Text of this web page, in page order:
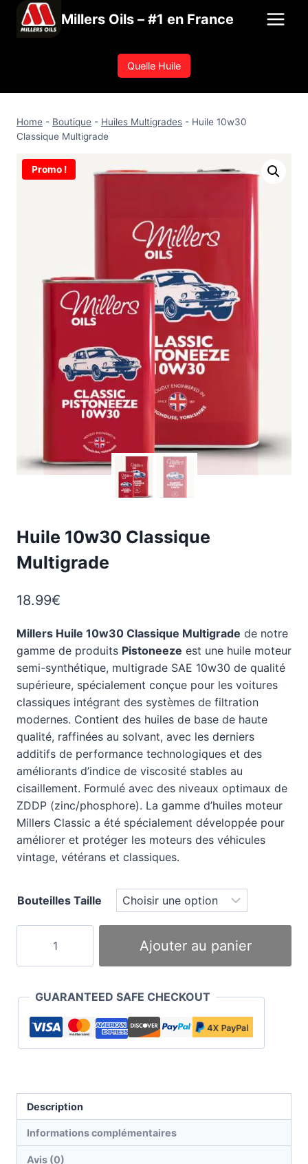
Millers Oils – #1 en France
Quelle Huile
Home - Boutique - Huiles Multigrades - Huile 10w30
Classique Multigrade
Promo !
Huile 10w30 Classique
Multigrade
18.99€
Millers Huile 10w30 Classique Multigrade de notre
gamme de produits Pistoneeze est une huile moteur
semi-synthétique, multigrade SAE 10w30 de qualité
supérieure, spécialement conçue pour les voitures
classiques intégrant des systèmes de filtration
modernes. Contient des huiles de base de haute
qualité, raffinées au solvant, avec les derniers
additifs de performance technologiques et des
améliorants d’indice de viscosité stables au
cisaillement. Formulé avec des niveaux optimaux de
ZDDP (zinc/phosphore). La gamme d’huiles moteur
Millers Classic a été spécialement développée pour
améliorer et protéger les moteurs des véhicules
vintage, vétérans et classiques.
Bouteilles Taille
Huile
Classique
Multigrade
Ajouter au panier
GUARANTEED SAFE CHECKOUT
Description
Informations complémentaires
Avis (0)